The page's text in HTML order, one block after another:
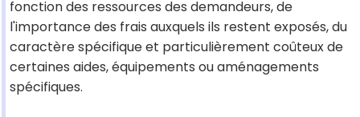
fonction des ressources des demandeurs, de
l'importance des frais auxquels ils restent exposés, du
caractère spécifique et particulièrement coûteux de
certaines aides, équipements ou aménagements
spécifiques.